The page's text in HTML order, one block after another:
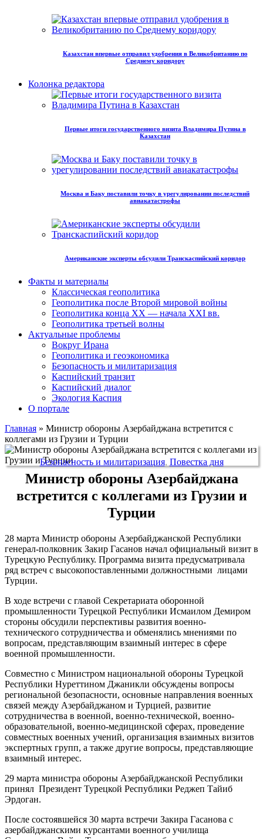
Казахстан впервые отправил удобрения в Великобританию по
Среднему коридору
Колонка редактора
Первые итоги государственного визита Владимира Путина в
Казахстан
Москва и Баку поставили точку в урегулировании последствий
авиакатастрофы
Американские эксперты обсудили Транскаспийский коридор
Факты и материалы
Классическая геополитика
Геополитика после Второй мировой войны
Геополитика конца XX — начала XXI вв.
Геополитика третьей волны
Актуальные проблемы
Вокруг Ирана
Геополитика и геоэкономика
Безопасность и милитаризация
Каспийский транзит
Каспийский диалог
Экология Каспия
О портале
Главная » Министр обороны Азербайджана встретится с
коллегами из Грузии и Турции
Безопасность и милитаризация, Повестка дня
Министр обороны Азербайджана
встретится с коллегами из Грузии и
Турции
28 марта Министр обороны Азербайджанской Республики
генерал-полковник Закир Гасанов начал официальный визит в
Турецкую Республику. Программа визита предусматривала
ряд встреч с высокопоставленными должностными лицами
Турции.
В ходе встречи с главой Секретариата оборонной
промышленности Турецкой Республики Исмаилом Демиром
стороны обсудили перспективы развития военно-
технического сотрудничества и обменялись мнениями по
вопросам, представляющим взаимный интерес в сфере
военной промышленности.
Совместно с Министром национальной обороны Турецкой
Республики Нуреттином Джаникли обсуждены вопросы
региональной безопасности, основные направления военных
связей между Азербайджаном и Турцией, развитие
сотрудничества в военной, военно-технической, военно-
образовательной, военно-медицинской сферах, проведение
совместных военных учений, организация взаимных визитов
экспертных групп, а также другие вопросы, представляющие
взаимный интерес.
29 марта министра обороны Азербайджанской Республики
принял Президент Турецкой Республики Реджеп Тайиб
Эрдоган.
После состоявшейся 30 марта встречи Закира Гасанова с
азербайджанскими курсантами военного училища